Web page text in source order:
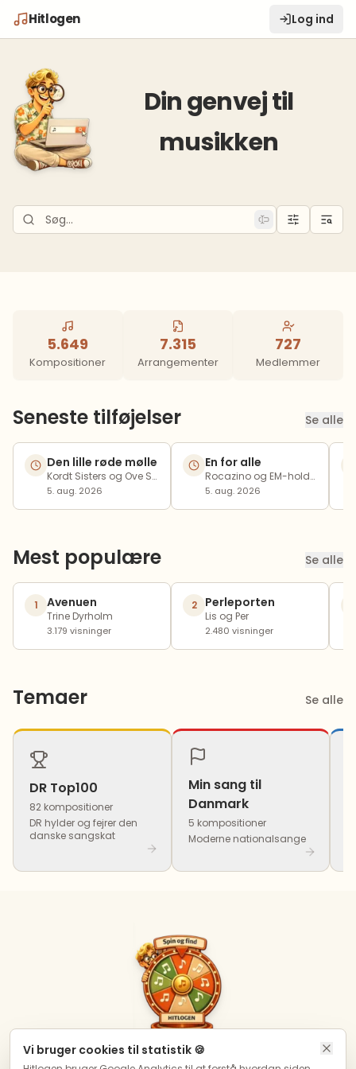
Hitlogen Log ind
Din genvej til
musikken
5.649
Kompositioner
7.315
Arrangementer
727
Medlemmer
Seneste tilføjelser Se alle
Den lille røde mølle
Kordt Sisters og Ove Sopp´s Sekstet
5. aug. 2026
En for alle
Rocazino og EM-holdet
5. aug. 2026
Mest populære Se alle
1 Avenuen
Trine Dyrholm
3.179 visninger
2 Perleporten
Lis og Per
2.480 visninger
Temaer Se alle
DR Top100
82 kompositioner
DR hylder og fejrer den
danske sangskat
Min sang til
Danmark
5 kompositioner
Moderne nationalsange
Vi bruger cookies til statistik 🍪